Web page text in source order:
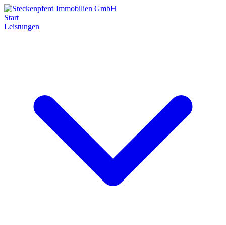
Start
Leistungen